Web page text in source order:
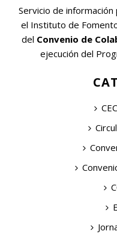
Servicio de
el Instituto de
del Convenio de
ejecución del